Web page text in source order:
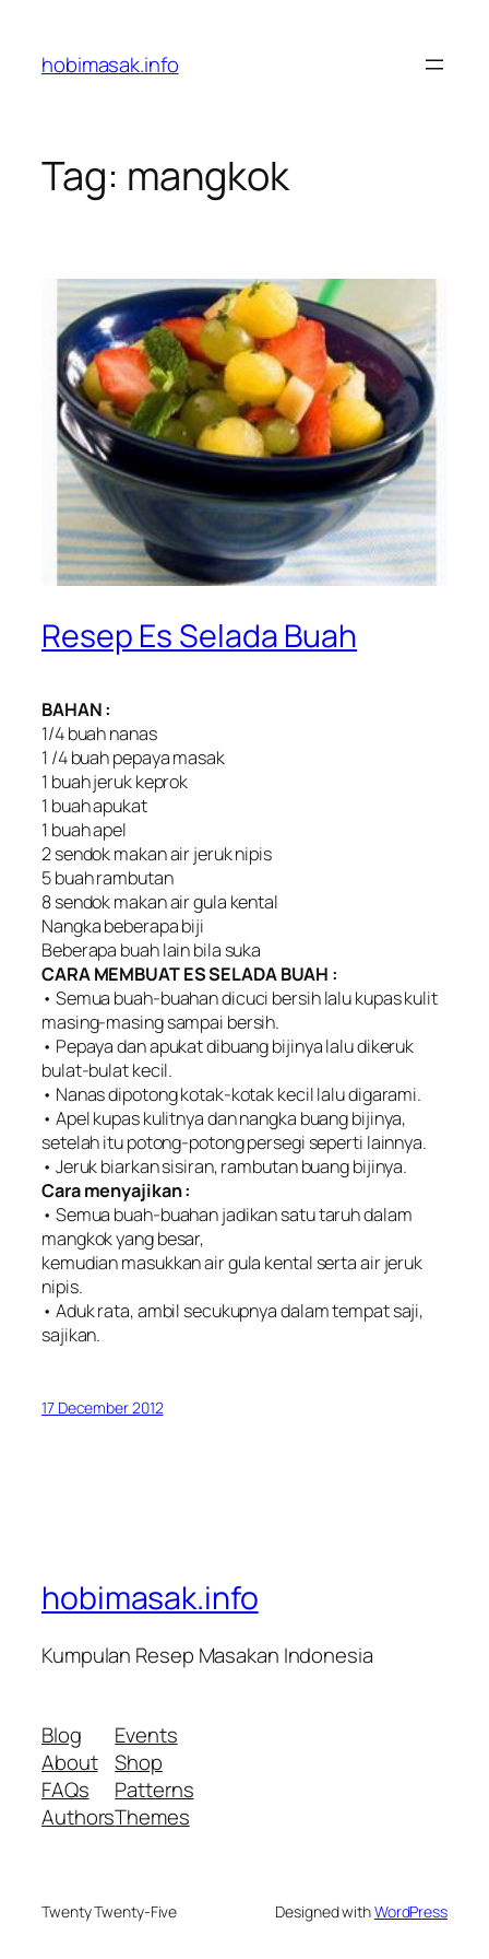
content
hobimasak.info
Tag: mangkok
Resep Es Selada Buah
BAHAN :
1/4 buah nanas
1 /4 buah pepaya masak
1 buah jeruk keprok
1 buah apukat
1 buah apel
2 sendok makan air jeruk nipis
5 buah rambutan
8 sendok makan air gula kental
Nangka beberapa biji
Beberapa buah lain bila suka
CARA MEMBUAT ES SELADA BUAH :
• Semua buah-buahan dicuci bersih lalu kupas kulit
masing-masing sampai bersih.
• Pepaya dan apukat dibuang bijinya lalu dikeruk
bulat-bulat kecil.
• Nanas dipotong kotak-kotak kecil lalu digarami.
• Apel kupas kulitnya dan nangka buang bijinya,
setelah itu potong-potong persegi seperti lainnya.
• Jeruk biarkan sisiran, rambutan buang bijinya.
Cara menyajikan :
• Semua buah-buahan jadikan satu taruh dalam
mangkok yang besar,
kemudian masukkan air gula kental serta air jeruk
nipis.
• Aduk rata, ambil secukupnya dalam tempat saji,
sajikan.
17 December 2012
hobimasak.info
Kumpulan Resep Masakan Indonesia
Blog
About
FAQs
Authors
Events
Shop
Patterns
Themes
Twenty Twenty-Five Designed withWordPress